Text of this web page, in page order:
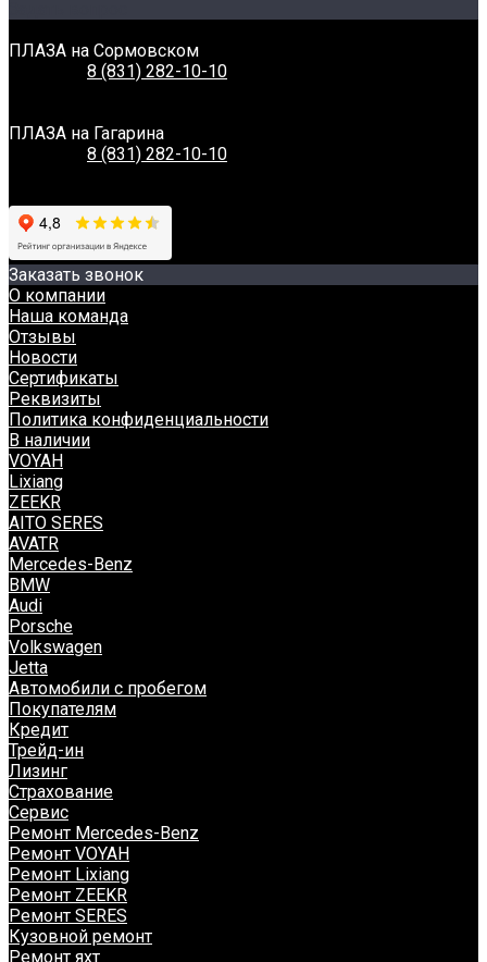
ПЛАЗА на Сормовском
8 (831) 282-10-10
ПЛАЗА на Гагарина
8 (831) 282-10-10
Заказать звонок
О компании
Наша команда
Отзывы
Новости
Сертификаты
Реквизиты
Политика конфиденциальности
В наличии
VOYAH
Lixiang
ZEEKR
AITO SERES
AVATR
Mercedes-Benz
BMW
Audi
Porsche
Volkswagen
Jetta
Автомобили с пробегом
Покупателям
Кредит
Трейд-ин
Лизинг
Страхование
Сервис
Ремонт Mercedes-Benz
Ремонт VOYAH
Ремонт Lixiang
Ремонт ZEEKR
Ремонт SERES
Кузовной ремонт
Ремонт яхт